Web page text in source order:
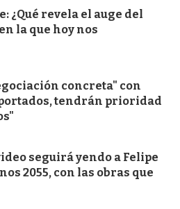
¿Qué revela el auge del
la que hoy nos
concreta" con
tendrán prioridad
seguirá yendo a Felipe
2055, con las obras que